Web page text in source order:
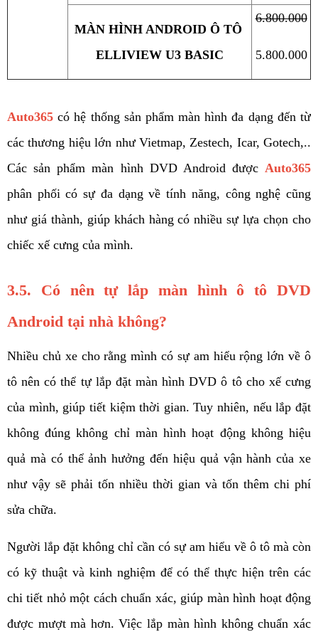
MÀN HÌNH ANDROID Ô TÔ
ELLIVIEW U3 BASIC
6.800.000
5.800.000
Auto365 có hệ thống sản phẩm màn hình đa dạng đến từ
các thương hiệu lớn như Vietmap, Zestech, Icar, Gotech,..
Các sản phẩm màn hình DVD Android được Auto365
phân phối có sự đa dạng về tính năng, công nghệ cũng
như giá thành, giúp khách hàng có nhiều sự lựa chọn cho
chiếc xế cưng của mình.
3.5. Có nên tự lắp màn hình ô tô DVD
Android tại nhà không?
Nhiều chủ xe cho rằng mình có sự am hiểu rộng lớn về ô
tô nên có thể tự lắp đặt màn hình DVD ô tô cho xế cưng
của mình, giúp tiết kiệm thời gian. Tuy nhiên, nếu lắp đặt
không đúng không chỉ màn hình hoạt động không hiệu
quả mà có thể ảnh hưởng đến hiệu quả vận hành của xe
như vậy sẽ phải tốn nhiều thời gian và tốn thêm chi phí
sửa chữa.
Người lắp đặt không chỉ cần có sự am hiểu về ô tô mà còn
có kỹ thuật và kinh nghiệm để có thể thực hiện trên các
chi tiết nhỏ một cách chuẩn xác, giúp màn hình hoạt động
được mượt mà hơn. Việc lắp màn hình không chuẩn xác